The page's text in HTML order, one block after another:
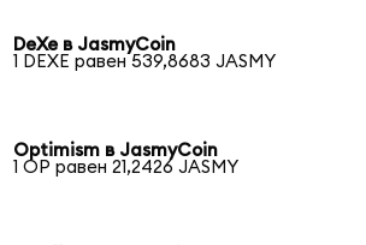
DeXe в JasmyCoin
1 DEXE равен 539,8683 JASMY
Optimism в JasmyCoin
1 OP равен 21,2426 JASMY